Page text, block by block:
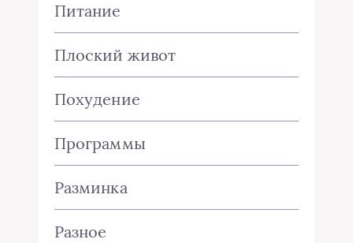
Питание
Плоский живот
Похудение
Программы
Разминка
Разное